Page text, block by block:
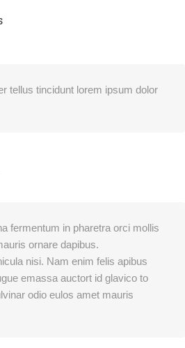
tellus tincidunt lorem ipsum dolor
fermentum in pharetra orci mollis
ornare dapibus.
nisi. Nam enim felis apibus
emassa auctort id glavico to
odio eulos amet mauris